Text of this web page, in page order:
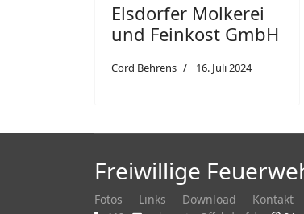
Elsdorfer Molkerei
und Feinkost GmbH
Cord Behrens 16. Juli 2024
Freiwillige
Fotos Links Download Kontakt